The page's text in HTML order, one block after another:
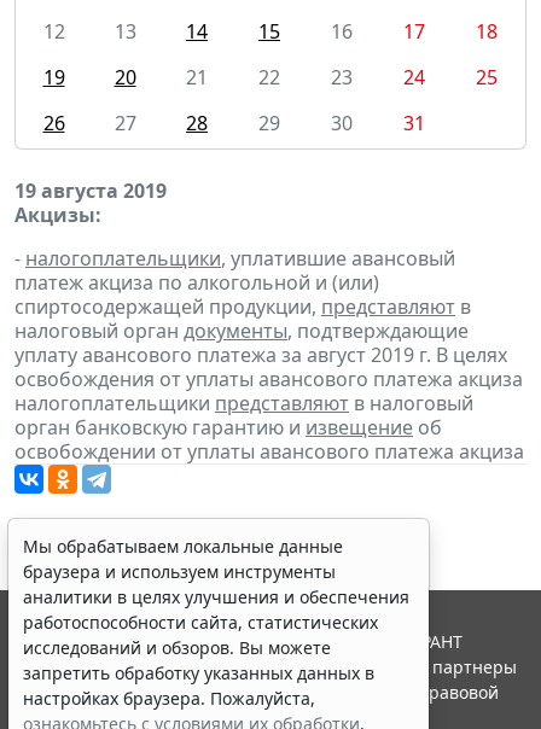
12
13 14 15 16 17
18
19
20 21 22 23 24
25
26
27 28 29 30 31
19 августа 2019
Акцизы:
- налогоплательщики, уплатившие авансовый
платеж акциза по алкогольной и (или)
спиртосодержащей продукции, представляют в
налоговый орган документы, подтверждающие
уплату авансового платежа за август 2019 г. В целях
освобождения от уплаты авансового платежа акциза
налогоплательщики представляют в налоговый
орган банковскую гарантию и извещение об
освобождении от уплаты авансового платежа акциза
Мы обрабатываем локальные данные
браузера и используем инструменты
аналитики в целях улучшения и обеспечения
работоспособности сайта, статистических
исследований и обзоров. Вы можете
запретить обработку указанных данных в
настройках браузера. Пожалуйста,
ознакомьтесь с условиями их обработки.
© ООО "НПП "ГАРАНТ-СЕРВИС", 2026. Система ГАРАНТ
выпускается с 1990 года. Компания "Гарант" и ее партнеры
являются участниками Российской ассоциации правовой
информации ГАРАНТ.